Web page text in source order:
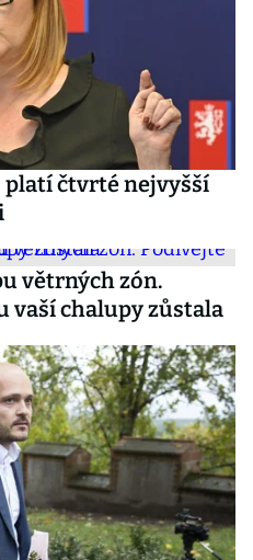
platí čtvrté nejvyšší
větrných zón.
vaší chalupy zůstala